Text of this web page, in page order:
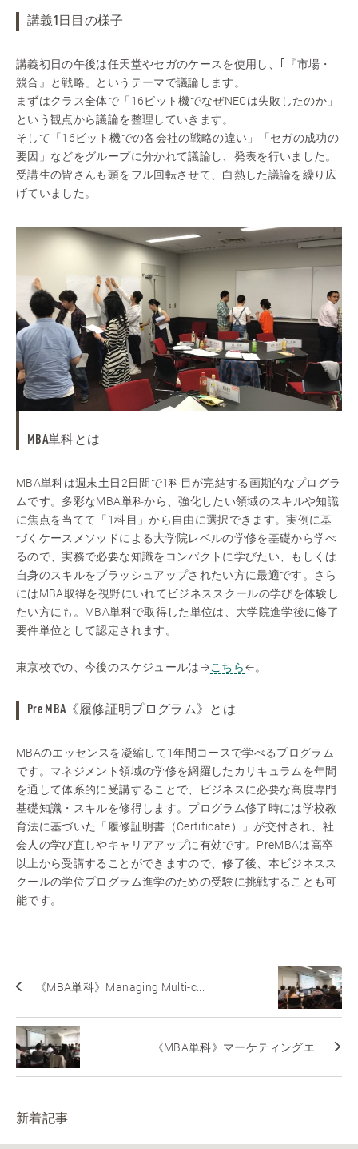
講義1日目の様子
講義初日の午後は任天堂やセガのケースを使用し、｢『市場・
競合』と戦略」というテーマで議論します。
まずはクラス全体で「16ビット機でなぜNECは失敗したのか」
という観点から議論を整理していきます。
そして「16ビット機での各会社の戦略の違い」「セガの成功の
要因」などをグループに分かれて議論し、発表を行いました。
受講生の皆さんも頭をフル回転させて、白熱した議論を繰り広
げていました。
MBA単科とは
MBA単科は週末土日2日間で1科目が完結する画期的なプログラ
ムです。多彩なMBA単科から、強化したい領域のスキルや知識
に焦点を当てて「1科目」から自由に選択できます。実例に基
づくケースメソッドによる大学院レベルの学修を基礎から学べ
るので、実務で必要な知識をコンパクトに学びたい、もしくは
自身のスキルをブラッシュアップされたい方に最適です。さら
にはMBA取得を視野にいれてビジネススクールの学びを体験し
たい方にも。MBA単科で取得した単位は、大学院進学後に修了
要件単位として認定されます。
東京校での、今後のスケジュールは→こちら←。
Pre MBA《履修証明プログラム》とは
MBAのエッセンスを凝縮して1年間コースで学べるプログラム
です。マネジメント領域の学修を網羅したカリキュラムを年間
を通して体系的に受講することで、ビジネスに必要な高度専門
基礎知識・スキルを修得します。プログラム修了時には学校教
育法に基づいた「履修証明書（Certificate）」が交付され、社
会人の学び直しやキャリアアップに有効です。PreMBAは高卒
以上から受講することができますので、修了後、本ビジネスス
クールの学位プログラム進学のための受験に挑戦することも可
能です。
《MBA単科》Managing Multi-c...
《MBA単科》マーケティングエ...
新着記事